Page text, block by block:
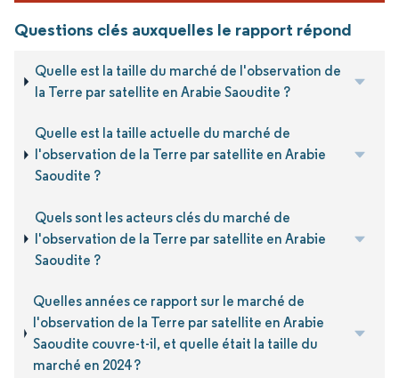
Questions clés auxquelles le rapport répond
Quelle est la taille du marché de l'observation de
la Terre par satellite en Arabie Saoudite ?
Quelle est la taille actuelle du marché de
l'observation de la Terre par satellite en Arabie
Saoudite ?
Quels sont les acteurs clés du marché de
l'observation de la Terre par satellite en Arabie
Saoudite ?
Quelles années ce rapport sur le marché de
l'observation de la Terre par satellite en Arabie
Saoudite couvre-t-il, et quelle était la taille du
marché en 2024 ?